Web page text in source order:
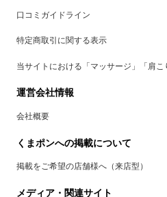
口コミガイドライン
特定商取引に関する表示
当サイトにおける「マッサージ」「肩
運営会社情報
会社概要
くまポンへの掲載について
掲載をご希望の店舗様へ（来店型）
メディア・関連サイト